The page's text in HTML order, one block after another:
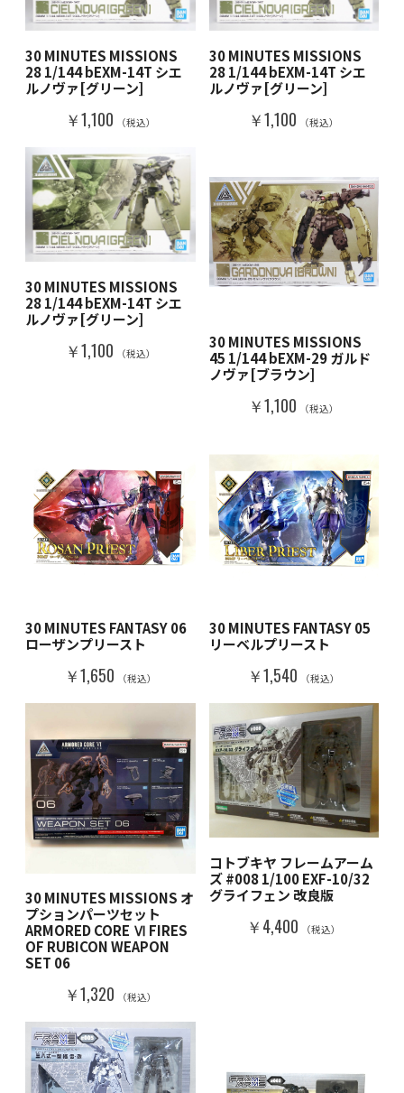
30 MINUTES MISSIONS
28 1/144 bEXM-14T シエ
ルノヴァ[グリーン]
￥1,100 （税込）
30 MINUTES MISSIONS
28 1/144 bEXM-14T シエ
ルノヴァ[グリーン]
￥1,100 （税込）
30 MINUTES MISSIONS
28 1/144 bEXM-14T シエ
ルノヴァ[グリーン]
￥1,100 （税込）
30 MINUTES MISSIONS
45 1/144 bEXM-29 ガルド
ノヴァ[ブラウン]
￥1,100 （税込）
30 MINUTES FANTASY 06
ローザンプリースト
￥1,650 （税込）
30 MINUTES FANTASY 05
リーベルプリースト
￥1,540 （税込）
30 MINUTES MISSIONS オ
プションパーツセット
ARMORED CORE Ⅵ FIRES
OF RUBICON WEAPON
SET 06
￥1,320 （税込）
コトブキヤ フレームアーム
ズ #008 1/100 EXF-10/32
グライフェン 改良版
￥4,400 （税込）